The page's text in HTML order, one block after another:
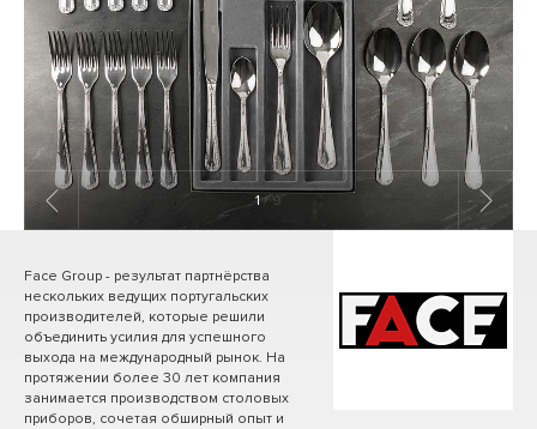
1/ 9
Face Group - результат партнёрства
нескольких ведущих португальских
производителей, которые решили
объединить усилия для успешного
выхода на международный рынок. На
протяжении более 30 лет компания
занимается производством столовых
приборов, сочетая обширный опыт и